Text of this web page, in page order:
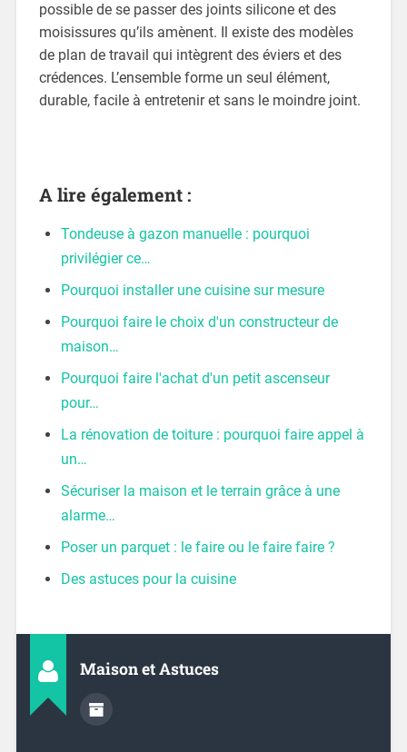
possible de se passer des joints silicone et des
moisissures qu’ils amènent. Il existe des modèles
de plan de travail qui intègrent des éviers et des
crédences. L’ensemble forme un seul élément,
durable, facile à entretenir et sans le moindre joint.
A lire également :
Tondeuse à gazon manuelle : pourquoi
privilégier ce…
Pourquoi installer une cuisine sur mesure
Pourquoi faire le choix d'un constructeur de
maison…
Pourquoi faire l'achat d'un petit ascenseur
pour…
La rénovation de toiture : pourquoi faire appel à
un…
Sécuriser la maison et le terrain grâce à une
alarme…
Poser un parquet : le faire ou le faire faire ?
Des astuces pour la cuisine
Maison et Astuces